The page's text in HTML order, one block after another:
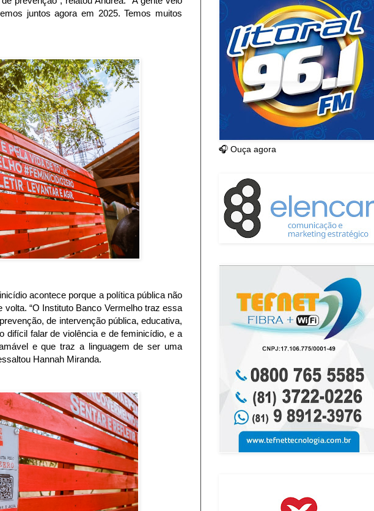
juntos agora em 2025. Temos muitos
acontece porque a política pública não
“O Instituto Banco Vermelho traz essa
de intervenção pública, educativa,
difícil falar de violência e de feminicídio, e a
e que traz a linguagem de ser uma
Hannah Miranda.
🎧 Ouça agora